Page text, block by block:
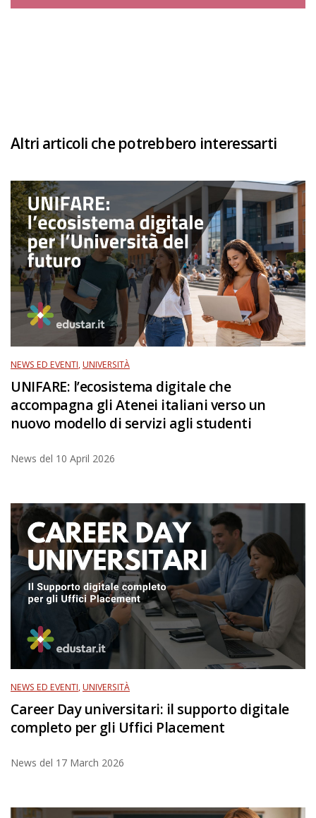
Altri articoli che potrebbero interessarti
NEWS ED EVENTI,UNIVERSITÀ
UNIFARE: l’ecosistema digitale che
accompagna gli Atenei italiani verso un
nuovo modello di servizi agli studenti
News del 10 April 2026
NEWS ED EVENTI,UNIVERSITÀ
Career Day universitari: il supporto digitale
completo per gli Uffici Placement
News del 17 March 2026